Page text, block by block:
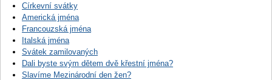
Církevní svátky
Americká jména
Francouzská jména
Italská jména
Svátek zamilovaných
Dali byste svým dětem dvě křestní jména?
Slavíme Mezinárodní den žen?